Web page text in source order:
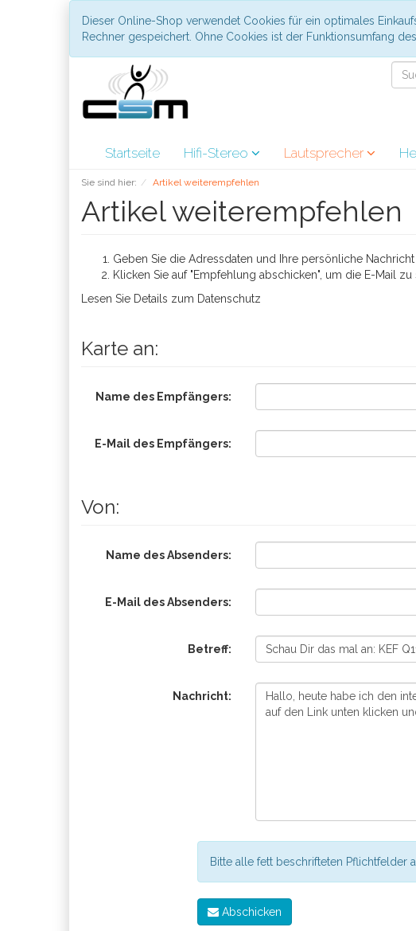
Dieser Online-Shop verwendet Cookies für ein optimales
Rechner gespeichert. Ohne Cookies ist der Funktionsumfang
Startseite Hifi-Stereo Lautsprecher
Sie sind hier: Artikel weiterempfehlen
Artikel weiterempfehlen
Geben Sie die Adressdaten und Ihre persönliche Nachricht
Klicken Sie auf "Empfehlung abschicken", um die E-Mail zu
Lesen Sie Details zum Datenschutz
Karte an:
Name des Empfängers:
E-Mail des Empfängers:
Von:
Name des Absenders:
E-Mail des Absenders:
Betreff:
Nachricht:
Bitte alle fett beschrifteten Pflichtfelder
Abschicken